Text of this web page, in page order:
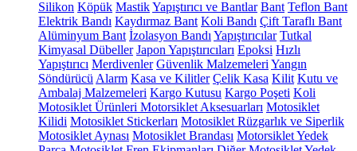
Silikon Köpük MastikYapıştırıcı ve Bantlar Bant Teflon Bant
Elektrik Bandı Kaydırmaz Bant Koli Bandı Çift Taraflı Bant
Alüminyum Bant İzolasyon Bandı Yapıştırıcılar Tutkal
Kimyasal Dübeller Japon Yapıştırıcıları Epoksi Hızlı
Yapıştırıcı Merdivenler Güvenlik Malzemeleri Yangın
Söndürücü Alarm Kasa ve Kilitler Çelik Kasa Kilit Kutu ve
Ambalaj Malzemeleri Kargo Kutusu Kargo Poşeti Koli
Motosiklet Ürünleri Motorsiklet Aksesuarları Motosiklet
Kilidi Motosiklet Stickerları Motosiklet Rüzgarlık ve Siperlik
Motosiklet Aynası Motosiklet Brandası Motorsiklet Yedek